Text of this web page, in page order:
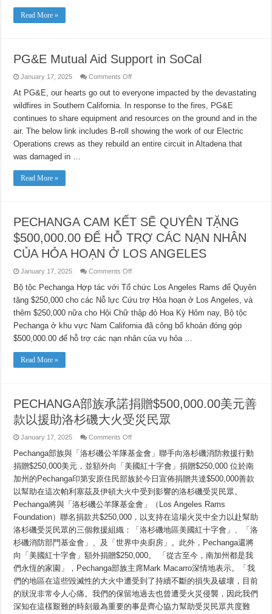
Read More »
PG&E Mutual Aid Support in SoCal
January 17, 2025 Comments Offon
Mutual
Aid
Support
SoCal
At PG&E, our hearts go out to everyone impacted by the devastating
wildfires in Southern California. In response to the fires, PG&E
continues to share equipment and resources on the ground and in the
air. The below link includes B-roll showing the work of our Electric
Operations crews as they rebuild an entire circuit in Altadena that
was damaged in …
Read More »
PECHANGA CAM KẾT SẼ QUYÊN TẶNG
$500,000.00 ĐỂ HỖ TRỢ CÁC NẠN NHÂN
CỦA HỎA HOẠN Ở LOS ANGELES
January 17, 2025 Comments Offon
CAM
KẾT
SẼ
TẶNG
$500,000.00
ĐỂ
HỖ
TRỢ
LOS
ANGELES
Bộ tộc Pechanga Hợp tác với Tổ chức Los Angeles Rams để Quyên
tặng $250,000 cho các Nỗ lực Cứu trợ Hỏa hoạn ở Los Angeles, và
thêm $250,000 nữa cho Hội Chữ thập đỏ Hoa Kỳ Hôm nay, Bộ tộc
Pechanga ở khu vực Nam California đã công bố khoản đóng góp
$500,000.00 để hỗ trợ các nạn nhân của vụ hỏa …
Read More »
PECHANGA部族承諾捐贈$500,000.00美元善
款以援助洛杉磯大火受災民眾
January 17, 2025 Comments Offon
部
族
承
諾
捐
贈
$500,000.00
美
元
善
款
援
助
洛
杉
磯
大
Pechanga部族與「洛杉磯公羊隊基金會」聯手向洛杉磯消防救援行動
捐贈$250,000美元，並額外向「美國紅十字會」捐贈$250,000 位於南
加州的Pechanga印第安原住民部族於今日宣佈捐贈共達$500,000善款
以幫助在這次帕利塞茲及伊頓大火中受到影響的洛杉磯受災民眾。
Pechanga將與「洛杉磯公羊隊基金會」（Los Angeles Rams
Foundation）聯名捐款共$250,000，以支持在這場火災中全力以赴幫助
洛杉磯受災民眾的三個救援組織：「洛杉磯地區美國紅十字會」、「洛
杉磯消防部門基金會」、及「世界中央廚房」。此外，Pechanga還將
向「美國紅十字會」額外捐贈$250,000。 「從古至今，南加州都是我
們永恆的家園」，Pechanga部族主席Mark Macarro深情地表示。「我
們的地區在這些毀滅性的大火中遭受到了持續不斷的損失及破壞，目前
的狀況非常令人心痛。我們的保留地過去也曾遭受火災侵襲，因此我們
深知在這樣艱難的時刻最為重要的事是齊心協力幫助受災民眾共度難